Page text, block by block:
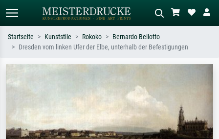
Ölgemälde, Stehender Akt neben einem
Baum.
Startseite Kunststile Rokoko
Bernardo Bellotto
Dresden vom linken Ufer der Elbe, unterhalb der Befestigungen